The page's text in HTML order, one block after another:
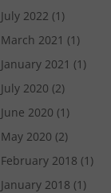
July 2022 (1)
March 2021 (1)
January 2021 (1)
July 2020 (2)
June 2020 (1)
May 2020 (2)
February 2018 (1)
January 2018 (1)